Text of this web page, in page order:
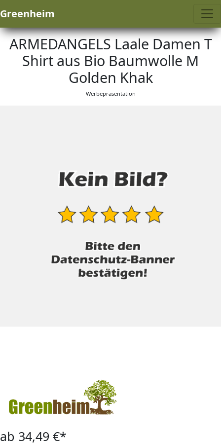
Greenheim
ARMEDANGELS Laale Damen T
Shirt aus Bio Baumwolle M
Golden Khak
Werbepräsentation
ab 34,49 €*